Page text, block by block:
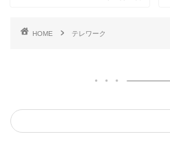
HOME テレワーク